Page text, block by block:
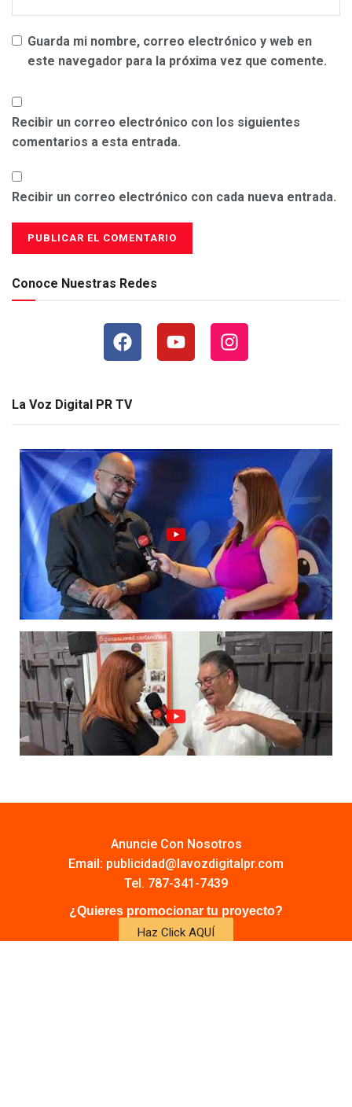
Guarda mi nombre, correo electrónico y web en
este navegador para la próxima vez que comente.
Recibir un correo electrónico con los siguientes
comentarios a esta entrada.
Recibir un correo electrónico con cada nueva entrada.
Conoce Nuestras Redes
La Voz Digital PR TV
Anuncie Con Nosotros
Email: publicidad@lavozdigitalpr.com
Tel. 787-341-7439
¿Quieres promocionar tu proyecto?
Haz Click AQUÍ